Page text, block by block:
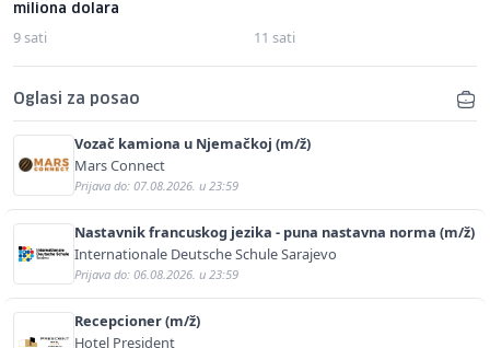
miliona dolara
9 sati 11 sati
Oglasi za posao
Vozač kamiona u Njemačkoj (m/ž)
Mars Connect
Prijava do: 07.08.2026. u 23:59
Nastavnik francuskog jezika - puna nastavna norma (m/ž)
Internationale Deutsche Schule Sarajevo
Prijava do: 06.08.2026. u 23:59
Recepcioner (m/ž)
Hotel President